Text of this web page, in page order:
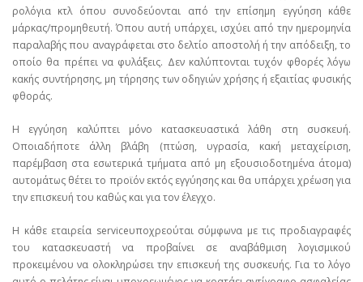
ρολόγια κτλ όπου συνοδεύονται από την επίσημη εγγύηση κάθε
μάρκας/προμηθευτή. Όπου αυτή υπάρχει, ισχύει από την ημερομηνία
παραλαβής που αναγράφεται στο δελτίο αποστολή ή την απόδειξη, το
οποίο θα πρέπει να φυλάξεις. Δεν καλύπτονται τυχόν φθορές λόγω
κακής συντήρησης, μη τήρησης των οδηγιών χρήσης ή εξαιτίας φυσικής
φθοράς.
Η εγγύηση καλύπτει μόνο κατασκευαστικά λάθη στη συσκευή.
Οποιαδήποτε άλλη βλάβη (πτώση, υγρασία, κακή μεταχείριση,
παρέμβαση στα εσωτερικά τμήματα από μη εξουσιοδοτημένα άτομα)
αυτομάτως θέτει το προϊόν εκτός εγγύησης και θα υπάρχει χρέωση για
την επισκευή του καθώς και για τον έλεγχο.
Η κάθε εταιρεία serviceυποχρεούται σύμφωνα με τις προδιαγραφές
του κατασκευαστή να προβαίνει σε αναβάθμιση λογισμικού
προκειμένου να ολοκληρώσει την επισκευή της συσκευής. Για το λόγο